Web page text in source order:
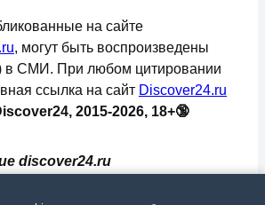
discover24.ru
на сайте
, могут быть воспроизведены
в СМИ. При любом цитировании
ссылка на сайт Discover24.ru
2015-2026, 18+🔞